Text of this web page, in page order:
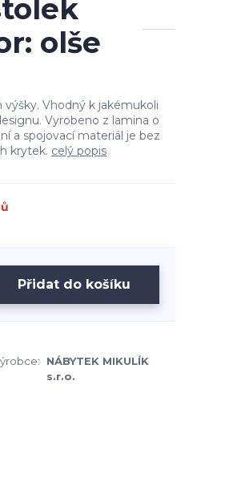
olše
Vhodný k jakémukoli
Vyrobeno z lamina o
a spojovací materiál je bez
krytek. celý popis
Přidat do košíku
NÁBYTEK MIKULÍK
s.r.o.